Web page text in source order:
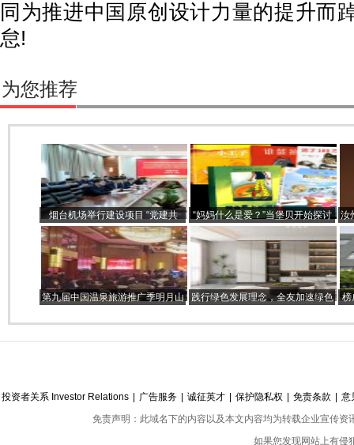
同为推进中国原创设计力量的提升而
怠!
为您推荐
烟台机场举行建设项目 “党建共
建”揭牌仪式暨“决胜9·30” 誓师大会
“妈妈什么是爱？”当堡贝开始探讨
爱，吉的堡推荐这5本必读绘本
汝
第九届中国温泉旅游推广季明月山
践行绿色发展理念，全友加速绿色
榜
投资者关系 Investor Relations 广告服务 诚征英才 保护隐私权 免责条款
意
免责声明：此域名下的内容以及本文内容均为转载企业宣传
如果您发现网站上有侵